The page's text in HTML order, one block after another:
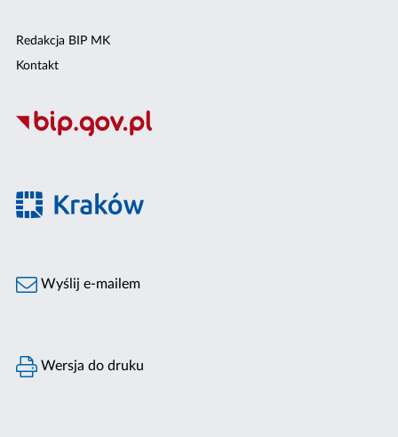
Redakcja BIP MK
Kontakt
Wyślij e-mailem
Wersja do druku